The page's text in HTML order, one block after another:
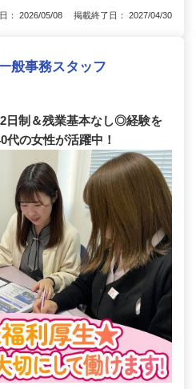
： 2026/05/08 掲載終了日： 2027/04/30
般事務スタッフ
日制＆残業基本なし◎経験を
代の女性が活躍中！